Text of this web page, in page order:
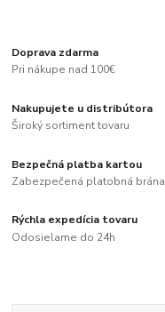
Doprava zdarma
Pri nákupe nad 100€
Nakupujete u distribútora
Široký sortiment tovaru
Bezpečná platba kartou
Zabezpečená platobná brána
Rýchla expedícia tovaru
Odosielame do 24h